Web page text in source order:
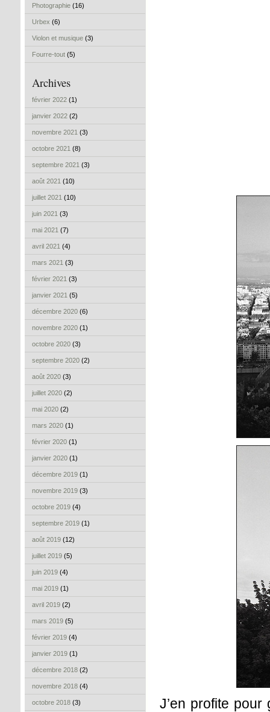
Photographie (16)
Urbex (6)
Violon et musique (3)
Fourre-tout (5)
Archives
février 2022 (1)
janvier 2022 (2)
novembre 2021 (3)
octobre 2021 (8)
septembre 2021 (3)
août 2021 (10)
juillet 2021 (10)
juin 2021 (3)
mai 2021 (7)
avril 2021 (4)
mars 2021 (3)
février 2021 (3)
janvier 2021 (5)
décembre 2020 (6)
novembre 2020 (1)
octobre 2020 (3)
septembre 2020 (2)
août 2020 (3)
juillet 2020 (2)
mai 2020 (2)
mars 2020 (1)
février 2020 (1)
janvier 2020 (1)
décembre 2019 (1)
novembre 2019 (3)
octobre 2019 (4)
septembre 2019 (1)
août 2019 (12)
juillet 2019 (5)
juin 2019 (4)
mai 2019 (1)
avril 2019 (2)
mars 2019 (5)
février 2019 (4)
janvier 2019 (1)
décembre 2018 (2)
novembre 2018 (4)
octobre 2018 (3)
J’en profite